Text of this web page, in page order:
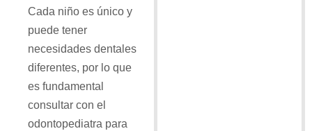
Cada niño es único y
puede tener
necesidades dentales
diferentes, por lo que
es fundamental
consultar con el
odontopediatra para